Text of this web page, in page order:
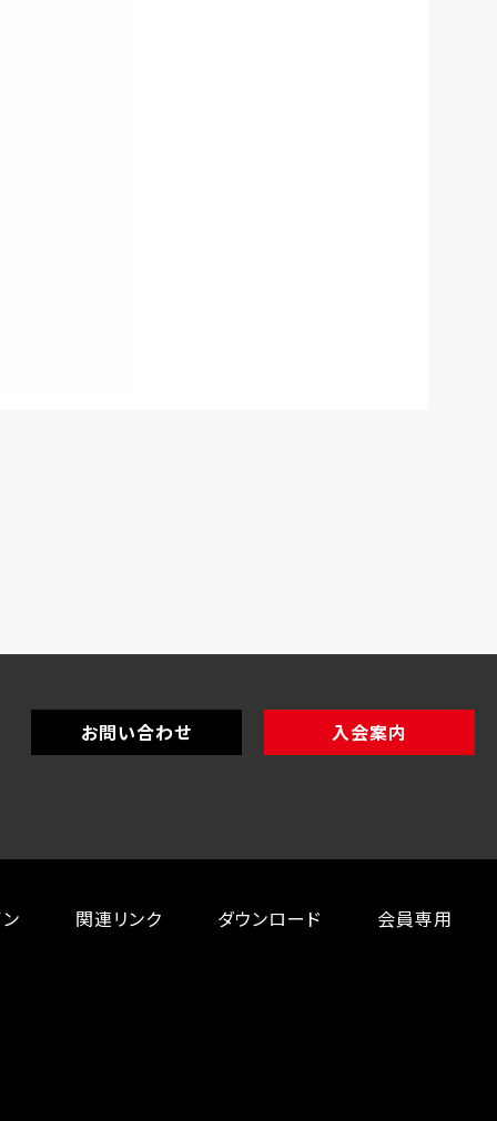
お問い合わせ 入会案内
関連リンク ダウンロード 会員専用